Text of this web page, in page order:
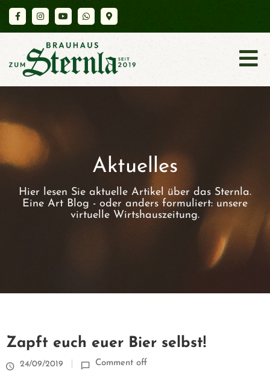
K
A
R
T
E
A
U
E
L
Aktuelles
Hier lesen Sie aktuelle Artikel über das Sternla.
Eine Art Blog - oder anders formuliert: unsere
virtuelle Wirtshauszeitung.
Zapft euch euer Bier selbst!
24/09/2019 Comment off